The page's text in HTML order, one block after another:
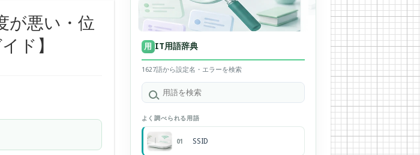
が悪い・位
ド】
用 IT用語辞典
1627語から設定名・エラーを検索
よく調べられる用語
01 SSID